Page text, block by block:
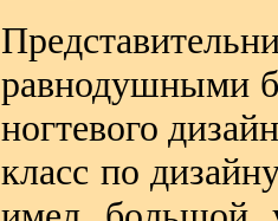
равнодушными
ногтевого
класс по